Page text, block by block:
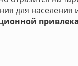
для населения